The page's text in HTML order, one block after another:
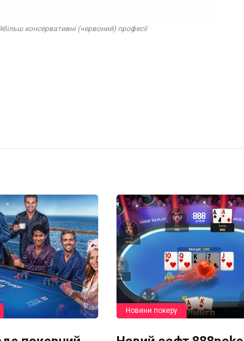
консервативні (червоний) професії
Новини покеру